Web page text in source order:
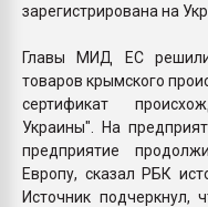
зарегистрирована на
Главы МИД ЕС решили
товаров крымского
сертификат
Украины". На
предприятие
Европу, сказал РБК
Источник подчеркнул,